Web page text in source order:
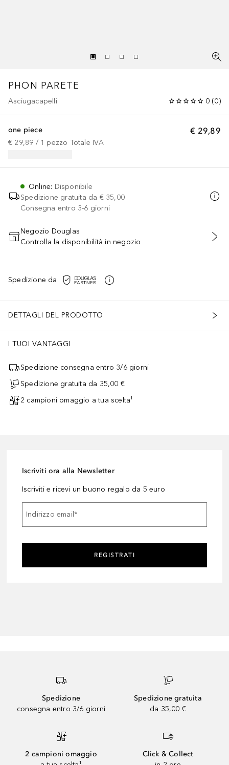
PHON PARETE
Asciugacapelli 0 (0)
€ 29,89
one piece
€ 29,89 / 1 pezzo Totale IVA
Online: Disponibile
Spedizione gratuita da € 35,00
Consegna entro 3-6 giorni
AGGIUNGI AL CARRELLO
Negozio Douglas
Controlla la disponibilità in negozio
Spedizione da
DETTAGLI DEL PRODOTTO
I TUOI VANTAGGI
Spedizione consegna entro 3/6 giorni
Spedizione gratuita da 35,00 €
2 campioni omaggio a tua scelta¹
Iscriviti ora alla Newsletter
Iscriviti e ricevi un buono regalo da 5 euro
Indirizzo email*
REGISTRATI
Spedizione
consegna entro 3/6 giorni
Spedizione gratuita
da 35,00 €
2 campioni omaggio
Click & Collect